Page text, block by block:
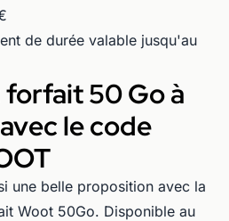
de durée valable jusqu'au
forfait 50 Go à
le code
une belle proposition avec la
Woot 50Go. Disponible au